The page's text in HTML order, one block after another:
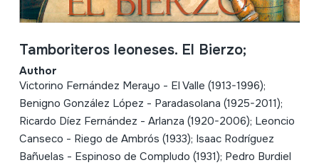
Tamboriteros leoneses. El Bierzo;
Author
Victorino Fernández Merayo - El Valle (1913-1996);
Benigno González López - Paradasolana (1925-2011);
Ricardo Díez Fernández - Arlanza (1920-2006); Leoncio
Canseco - Riego de Ambrós (1933); Isaac Rodríguez
Bañuelas - Espinoso de Compludo (1931); Pedro Burdiel